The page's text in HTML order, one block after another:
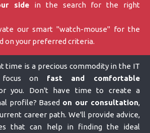
side in the search for the right
our smart "watch-mouse" for the
on your preferred criteria.
time is a precious commodity in the IT
on fast and comfortable
you. Don't have time to create a
profile? Based on our consultation,
career path. We'll provide advice,
that can help in finding the ideal